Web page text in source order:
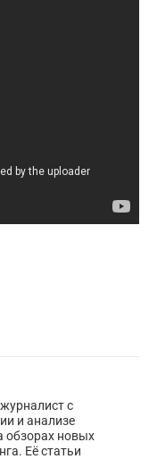
с
и анализе
обзорах новых
Её статьи